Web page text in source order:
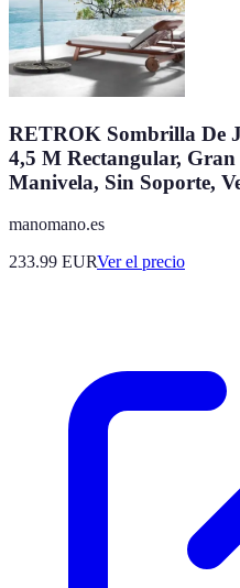
RETROK Sombrilla De
4,5 M Rectangular,
Manivela, Sin Soporte,
manomano.es
233.99 EURVer el precio